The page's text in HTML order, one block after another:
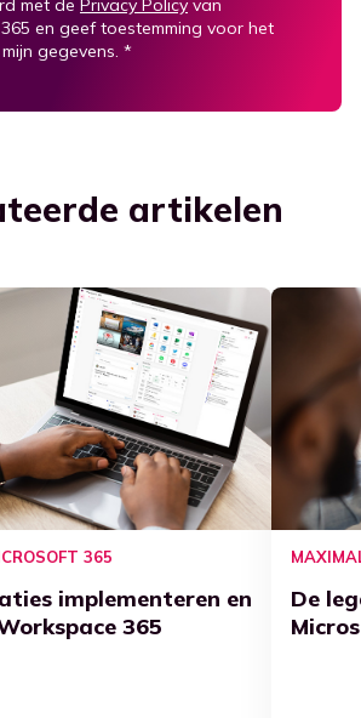
en geef toestemming voor het
gegevens. *
artikelen
365
implementeren en
365
De